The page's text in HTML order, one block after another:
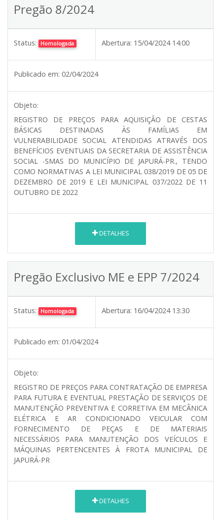
Pregão 8/2024
Status: Homologada Abertura: 15/04/2024 14:00
Publicado em: 02/04/2024
Objeto:
REGISTRO DE PREÇOS PARA AQUISIÇÃO DE CESTAS
BÁSICAS DESTINADAS ÀS FAMÍLIAS EM
VULNERABILIDADE SOCIAL ATENDIDAS ATRAVÉS DOS
BENEFÍCIOS EVENTUAIS DA SECRETARIA DE ASSISTÊNCIA
SOCIAL -SMAS DO MUNICÍPIO DE JAPURÁ-PR., TENDO
COMO NORMATIVAS A LEI MUNICIPAL 038/2019 DE 05 DE
DEZEMBRO DE 2019 E LEI MUNICIPAL 037/2022 DE 11
OUTUBRO DE 2022
DETALHES
Pregão Exclusivo ME e EPP 7/2024
Status: Homologada Abertura: 16/04/2024 13:30
Publicado em: 01/04/2024
Objeto:
REGISTRO DE PREÇOS PARA CONTRATAÇÃO DE EMPRESA
PARA FUTURA E EVENTUAL PRESTAÇÃO DE SERVIÇOS DE
MANUTENÇÃO PREVENTIVA E CORRETIVA EM MECÂNICA
ELÉTRICA E AR CONDICIONADO VEICULAR COM
FORNECIMENTO DE PEÇAS E DE MATERIAIS
NECESSÁRIOS PARA MANUTENÇÃO DOS VEÍCULOS E
MÁQUINAS PERTENCENTES À FROTA MUNICIPAL DE
JAPURÁ-PR
DETALHES